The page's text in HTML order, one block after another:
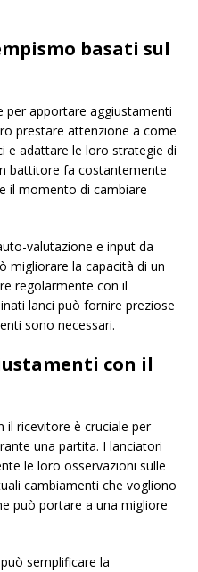
basati sul
per apportare aggiustamenti
prestare attenzione a come
e adattare le loro strategie di
battitore fa costantemente
il momento di cambiare
valutazione e input da
migliorare la capacità di un
regolarmente con il
lanci può fornire preziose
sono necessari.
con il
il ricevitore è cruciale per
una partita. I lanciatori
le loro osservazioni sulle
cambiamenti che vogliono
può portare a una migliore
semplificare la